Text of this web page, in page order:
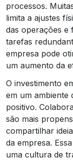
processos.
limita a ajustes
das operações e
tarefas
empresa pode
um aumento da
O investimento
em um ambiente
positivo.
são mais
compartilhar
da empresa.
uma cultura de